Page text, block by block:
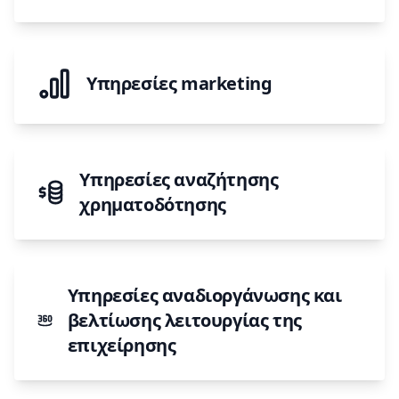
Υπηρεσίες marketing
Υπηρεσίες αναζήτησης
χρηματοδότησης
Υπηρεσίες αναδιοργάνωσης και
βελτίωσης λειτουργίας της
επιχείρησης